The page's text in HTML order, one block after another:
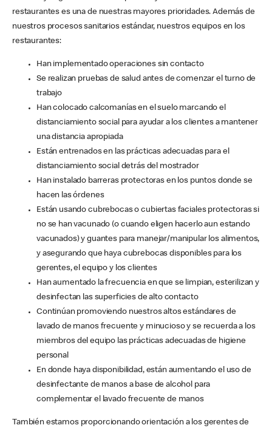
restaurantes es una de nuestras mayores prioridades. Además de
nuestros procesos sanitarios estándar, nuestros equipos en los
restaurantes:
Han implementado operaciones sin contacto
Se realizan pruebas de salud antes de comenzar el turno de
trabajo
Han colocado calcomanías en el suelo marcando el
distanciamiento social para ayudar a los clientes a mantener
una distancia apropiada
Están entrenados en las prácticas adecuadas para el
distanciamiento social detrás del mostrador
Han instalado barreras protectoras en los puntos donde se
hacen las órdenes
Están usando cubrebocas o cubiertas faciales protectoras si
no se han vacunado (o cuando eligen hacerlo aun estando
vacunados) y guantes para manejar/manipular los alimentos,
y asegurando que haya cubrebocas disponibles para los
gerentes, el equipo y los clientes
Han aumentado la frecuencia en que se limpian, esterilizan y
desinfectan las superficies de alto contacto
Continúan promoviendo nuestros altos estándares de
lavado de manos frecuente y minucioso y se recuerda a los
miembros del equipo las prácticas adecuadas de higiene
personal
En donde haya disponibilidad, están aumentando el uso de
desinfectante de manos a base de alcohol para
complementar el lavado frecuente de manos
También estamos proporcionando orientación a los gerentes de